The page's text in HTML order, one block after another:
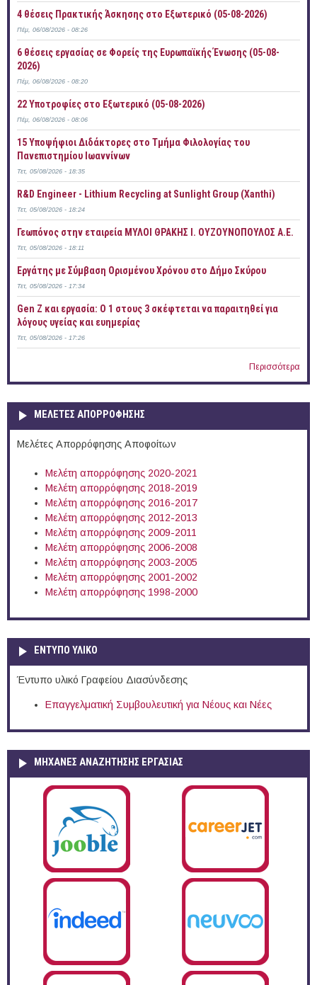
4 θέσεις Πρακτικής Άσκησης στο Εξωτερικό (05-08-2026)
Πέμ, 06/08/2026 - 08:26
6 θέσεις εργασίας σε Φορείς της Ευρωπαϊκής Ένωσης (05-08-
2026)
Πέμ, 06/08/2026 - 08:20
22 Υποτροφίες στο Εξωτερικό (05-08-2026)
Πέμ, 06/08/2026 - 08:06
15 Υποψήφιοι Διδάκτορες στο Τμήμα Φιλολογίας του
Πανεπιστημίου Ιωαννίνων
Τετ, 05/08/2026 - 18:35
R&D Engineer - Lithium Recycling at Sunlight Group (Xanthi)
Τετ, 05/08/2026 - 18:24
Γεωπόνος στην εταιρεία ΜΥΛΟΙ ΘΡΑΚΗΣ Ι. ΟΥΖΟΥΝΟΠΟΥΛΟΣ Α.Ε.
Τετ, 05/08/2026 - 18:11
Εργάτης με Σύμβαση Ορισμένου Χρόνου στο Δήμο Σκύρου
Τετ, 05/08/2026 - 17:34
Gen Z και εργασία: Ο 1 στους 3 σκέφτεται να παραιτηθεί για
λόγους υγείας και ευημερίας
Τετ, 05/08/2026 - 17:26
Περισσότερα
ΜΕΛΕΤΕΣ ΑΠΟΡΡΟΦΗΣΗΣ
Μελέτες Απορρόφησης Αποφοίτων
Μελέτη απορρόφησης 2020-2021
Μελέτη απορρόφησης 2018-2019
Μελέτη απορρόφησης 2016-2017
Μελέτη απορρόφησης 2012-2013
Μελέτη απορρόφησης 2009-2011
Μελέτη απορρόφησης 2006-2008
Μελέτη απορρόφησης 2003-2005
Μελέτη απορρόφησης 2001-2002
Μελέτη απορρόφησης 1998-2000
ΕΝΤΥΠΟ ΥΛΙΚΟ
Έντυπο υλικό Γραφείου Διασύνδεσης
Επαγγελματική Συμβουλευτική για Νέους και Νέες
ΜΗΧΑΝΕΣ ΑΝΑΖΗΤΗΣΗΣ ΕΡΓΑΣΙΑΣ